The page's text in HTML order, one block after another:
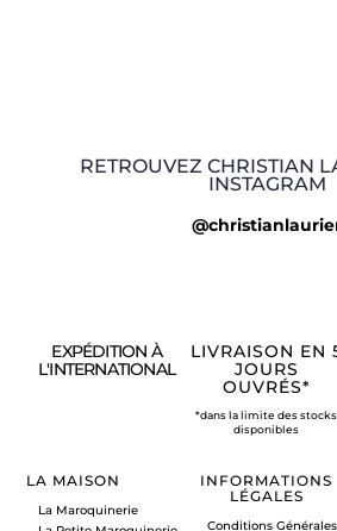
RETROUVEZ CHRISTIAN
INSTAGRAM
EXPÉDITION À
L'INTERNATIONAL
LIVRAISON EN
JOURS
OUVRÉS*
*dans la limite des stocks
disponibles
LA MAISON
La Maroquinerie
INFORMATIONS
LÉGALES
Conditions Générales